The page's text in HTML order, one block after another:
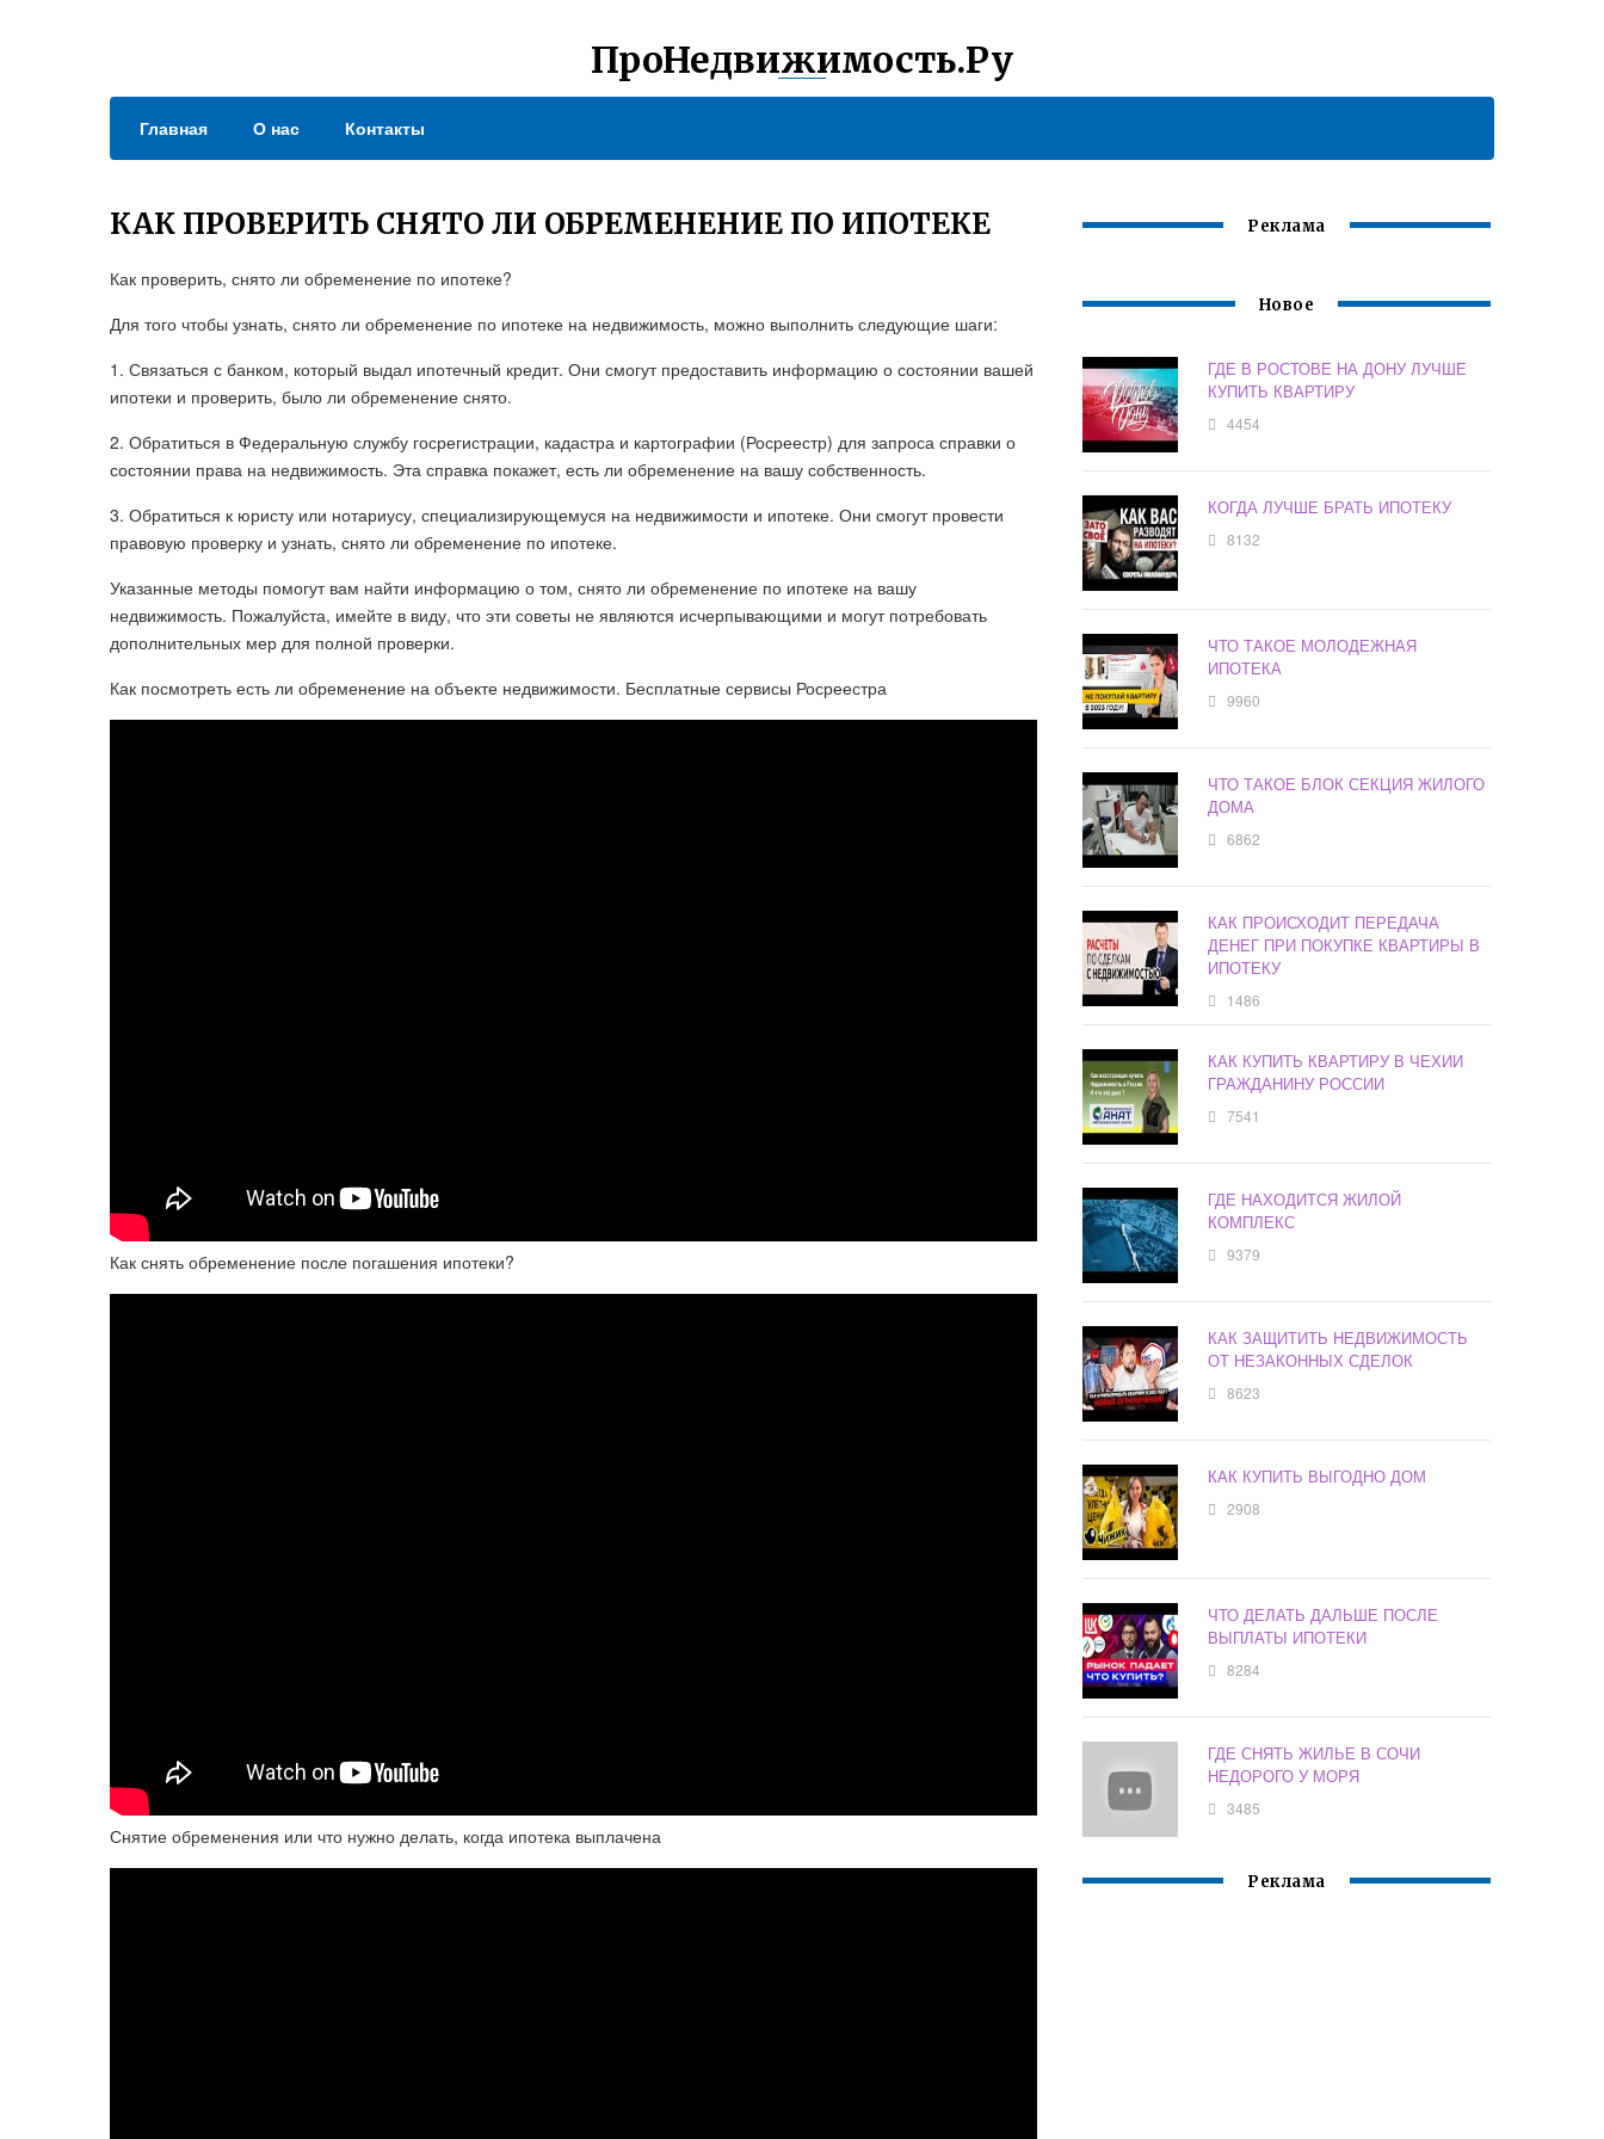
ПроНедвижимость.Ру
Главная О нас Контакты
КАК ПРОВЕРИТЬ СНЯТО ЛИ ОБРЕМЕНЕНИЕ ПО ИПОТЕКЕ
Как проверить, снято ли обременение по ипотеке?
Для того чтобы узнать, снято ли обременение по ипотеке на недвижимость, можно выполнить следующие шаги:
1. Связаться с банком, который выдал ипотечный кредит. Они смогут предоставить информацию о состоянии вашей
ипотеки и проверить, было ли обременение снято.
2. Обратиться в Федеральную службу госрегистрации, кадастра и картографии (Росреестр) для запроса справки о
состоянии права на недвижимость. Эта справка покажет, есть ли обременение на вашу собственность.
3. Обратиться к юристу или нотариусу, специализирующемуся на недвижимости и ипотеке. Они смогут провести
правовую проверку и узнать, снято ли обременение по ипотеке.
Указанные методы помогут вам найти информацию о том, снято ли обременение по ипотеке на вашу
недвижимость. Пожалуйста, имейте в виду, что эти советы не являются исчерпывающими и могут потребовать
дополнительных мер для полной проверки.
Как посмотреть есть ли обременение на объекте недвижимости. Бесплатные сервисы Росреестра
Как снять обременение после погашения ипотеки?
Снятие обременения или что нужно делать, когда ипотека выплачена
Реклама
Новое
ГДЕ В РОСТОВЕ НА ДОНУ ЛУЧШЕ
КУПИТЬ КВАРТИРУ
4454
КОГДА ЛУЧШЕ БРАТЬ ИПОТЕКУ
8132
ЧТО ТАКОЕ МОЛОДЕЖНАЯ
ИПОТЕКА
9960
ЧТО ТАКОЕ БЛОК СЕКЦИЯ ЖИЛОГО
ДОМА
6862
КАК ПРОИСХОДИТ ПЕРЕДАЧА
ДЕНЕГ ПРИ ПОКУПКЕ КВАРТИРЫ В
ИПОТЕКУ
1486
КАК КУПИТЬ КВАРТИРУ В ЧЕХИИ
ГРАЖДАНИНУ РОССИИ
7541
ГДЕ НАХОДИТСЯ ЖИЛОЙ
КОМПЛЕКС
9379
КАК ЗАЩИТИТЬ НЕДВИЖИМОСТЬ
ОТ НЕЗАКОННЫХ СДЕЛОК
8623
КАК КУПИТЬ ВЫГОДНО ДОМ
2908
ЧТО ДЕЛАТЬ ДАЛЬШЕ ПОСЛЕ
ВЫПЛАТЫ ИПОТЕКИ
8284
ГДЕ СНЯТЬ ЖИЛЬЕ В СОЧИ
НЕДОРОГО У МОРЯ
3485
Реклама